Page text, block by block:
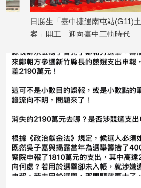
日勝生「臺中捷運南屯站(G11)土地開發
案」開工 迎向臺中三軌時代